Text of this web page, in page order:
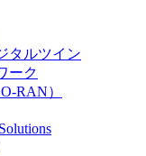
タルツイン
ーク
RAN）